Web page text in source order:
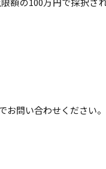
問い合わせください。